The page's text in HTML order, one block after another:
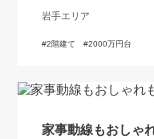
岩手エリア
2階建て 2000万円台
家事動線もおしゃ